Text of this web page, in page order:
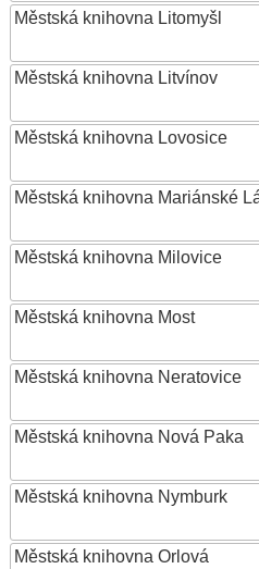
Městská knihovna Litomyšl
Městská knihovna Litvínov
Městská knihovna Lovosice
Městská knihovna Mariánské
Městská knihovna Milovice
Městská knihovna Most
Městská knihovna Neratovice
Městská knihovna Nová Paka
Městská knihovna Nymburk
Městská knihovna Orlová